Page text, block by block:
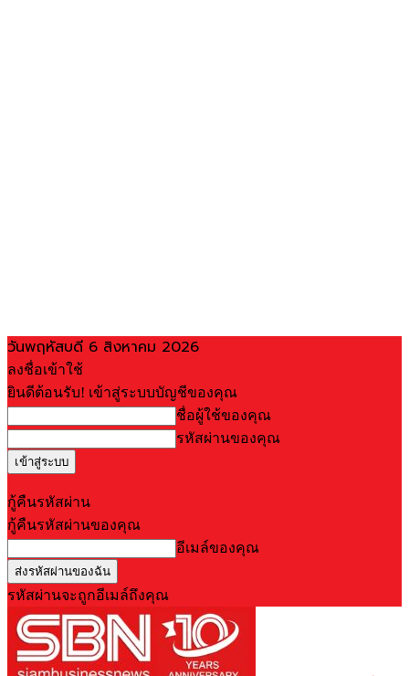
วันพฤหัสบดี 6 สิงหาคม 2026
ลงชื่อเข้าใช้
ยินดีต้อนรับ! เข้าสู่ระบบบัญชีของคุณ
ชื่อผู้ใช้ของคุณ
รหัสผ่านของคุณ
กู้คืนรหัสผ่าน
กู้คืนรหัสผ่านของคุณ
อีเมล์ของคุณ
รหัสผ่านจะถูกอีเมล์ถึงคุณ